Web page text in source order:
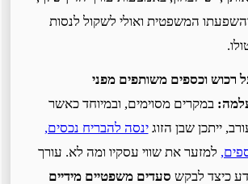
המשפטית ואולי לשקול לנסות
רכוש וכספים משותפים מפני
במקרים מסוימים, ובמיוחד כאשר
ייתכן שבן הזוגינסה להבריח נכסים,
למזער את שווי עסקיו ומה לא. עורך
כיצד לבקשסעדים משפטיים מידיים